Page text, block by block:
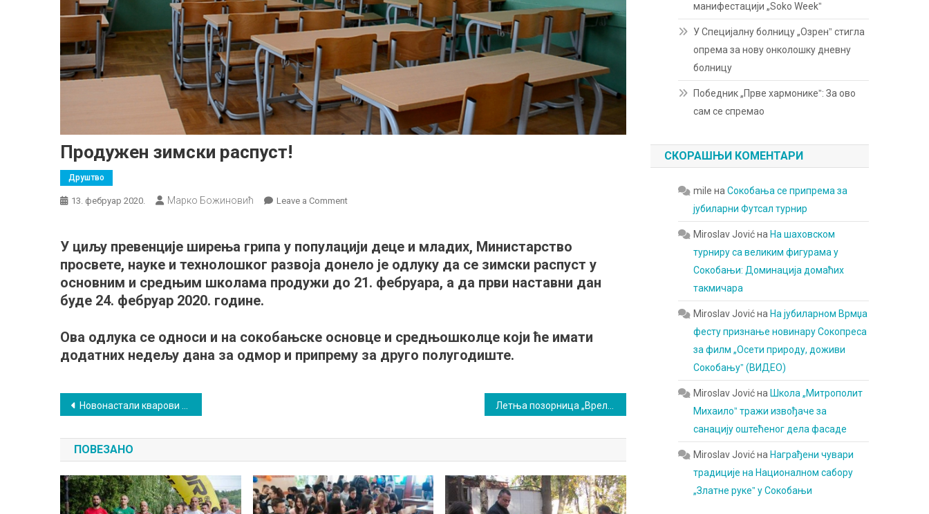
Продужен зимски распуст!
Друштво
13. фебруар 2020. Марко Божиновић Leave a Commenton
распуст!
У циљу превенције ширења грипа у популацији деце и младих, Министарство
просвете, науке и технолошког развоја донело је одлуку да се зимски распуст у
основним и средњим школама продужи до 21. фебруара, а да први наставни дан
буде 24. фебруар 2020. године.
Ова одлука се односи и на сокобањске основце и средњошколце који ће имати
додатних недељу дана за одмор и припрему за друго полугодиште.
Кретање
чланка
Новонастали кварови оставили Сокобању без воде
ПОВЕЗАНО
манифестацији „Soko Weekˮ
У Специјалну болницу „Озренˮ стигла
опрема за нову онколошку дневну
болницу
Победник „Прве хармоникеˮ: За ово
сам се спремао
СКОРАШЊИ КОМЕНТАРИ
mile наСокобања се припрема за
јубиларни Футсал турнир
Miroslav Jovićна На шаховском
турниру са великим фигурама у
Сокобањи: Доминација домаћих
такмичара
Miroslav Jovićна На јубиларном Врмџа
фесту признање новинару Сокопреса
за филм „Осети природу, доживи
Сокобањуˮ (ВИДЕО)
Miroslav Jovićна Школа „Митрополит
Михаилоˮ тражи извођаче за
санацију оштећеног дела фасаде
Miroslav Jovićна Награђени чувари
традиције на Националном сабору
„Златне рукеˮ у Сокобањи